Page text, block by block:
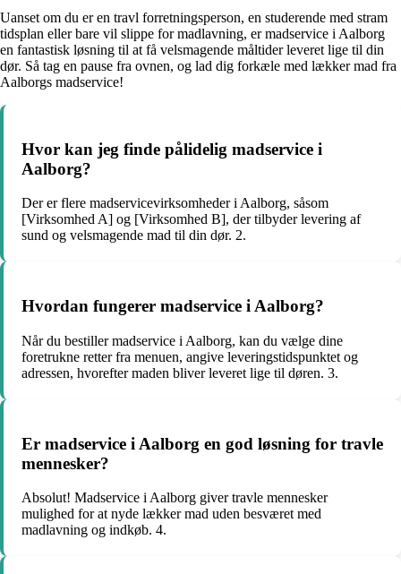
Uanset om du er en travl forretningsperson, en studerende med stram
tidsplan eller bare vil slippe for madlavning, er madservice i Aalborg
en fantastisk løsning til at få velsmagende måltider leveret lige til din
dør. Så tag en pause fra ovnen, og lad dig forkæle med lækker mad fra
Aalborgs madservice!
Hvor kan jeg finde pålidelig madservice i
Aalborg?
Der er flere madservicevirksomheder i Aalborg, såsom
[Virksomhed A] og [Virksomhed B], der tilbyder levering af
sund og velsmagende mad til din dør. 2.
Hvordan fungerer madservice i Aalborg?
Når du bestiller madservice i Aalborg, kan du vælge dine
foretrukne retter fra menuen, angive leveringstidspunktet og
adressen, hvorefter maden bliver leveret lige til døren. 3.
Er madservice i Aalborg en god løsning for travle
mennesker?
Absolut! Madservice i Aalborg giver travle mennesker
mulighed for at nyde lækker mad uden besværet med
madlavning og indkøb. 4.